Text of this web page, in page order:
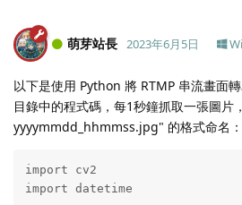
萌芽站長 2023年6月5日
以下是使用 Python 將 RTMP 串流畫面
目錄中的程式碼，每1秒鐘抓取一張圖片
yyyymmdd_hhmmss.jpg" 的格式命名：
import cv2
import datetime